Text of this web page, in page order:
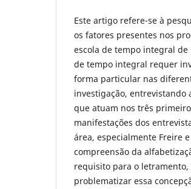
Este artigo refere-se à
os fatores presentes nos
escola de tempo integral
de tempo integral requer
forma particular nas
investigação, entrevistando
que atuam nos três
manifestações dos
área, especialmente Freire
compreensão da
requisito para o
problematizar essa